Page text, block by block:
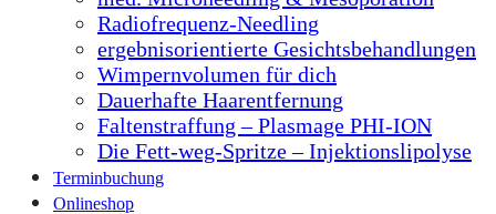
Radiofrequenz-Needling
ergebnisorientierte Gesichtsbehandlungen
Wimpernvolumen für dich
Dauerhafte Haarentfernung
Faltenstraffung – Plasmage PHI-ION
Die Fett-weg-Spritze – Injektionslipolyse
Terminbuchung
Onlineshop